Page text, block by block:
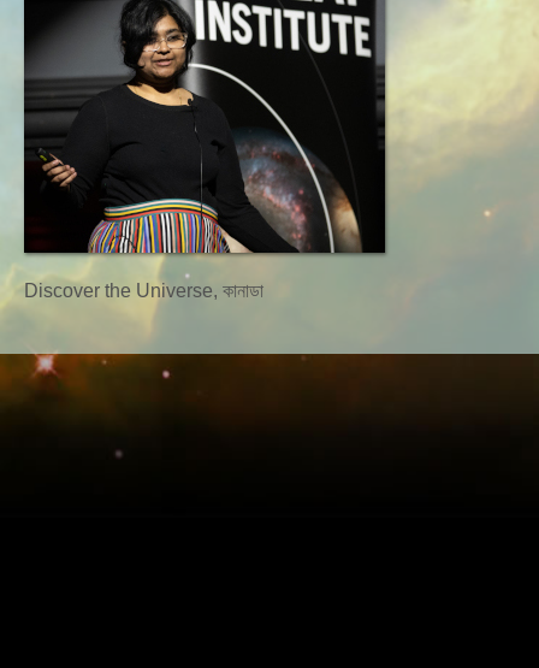
Discover the Universe, কানাডা